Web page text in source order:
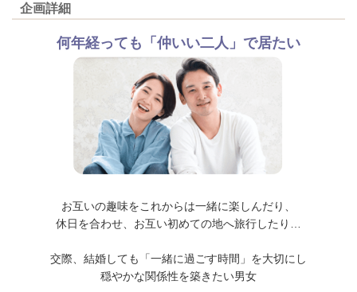
企画詳細
何年経っても「仲いい二人」で居たい
お互いの趣味をこれからは一緒に楽しんだり、
休日を合わせ、お互い初めての地へ旅行したり…
交際、結婚しても「一緒に過ごす時間」を大切にし
穏やかな関係性を築きたい男女